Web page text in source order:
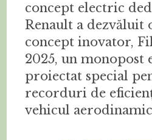
concept electric
Renault a dezvăluit
concept inovator,
2025, un monopost
proiectat special
recorduri de
vehicul